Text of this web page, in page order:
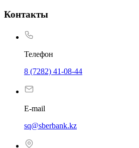
Контакты
Телефон
8 (7282) 41-08-44
E-mail
sq@sberbank.kz